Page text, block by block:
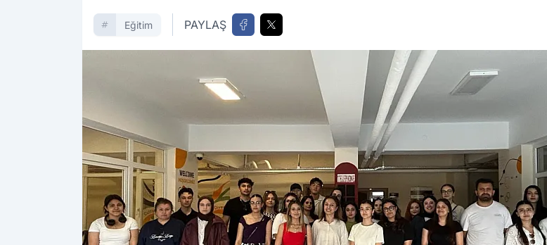
Eğitim PAYLAŞ